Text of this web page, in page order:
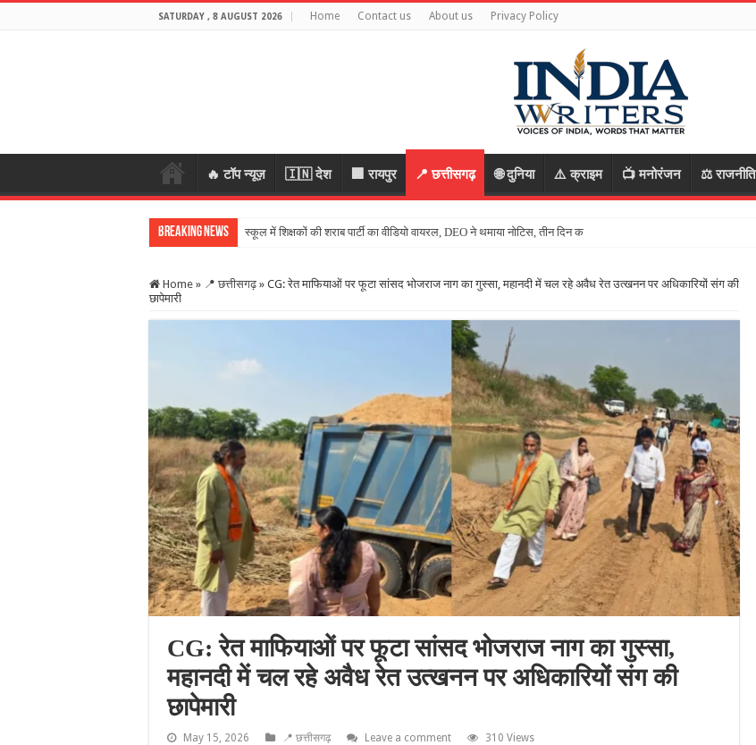
SATURDAY , 8 AUGUST 2026 Home Contact us About us Privacy Policy
🔥 टॉप न्यूज़ 🇮🇳 देश 🏢 रायपुर 📍 छत्तीसगढ़ 🌐 दुनिया ⚠️ क्राइम 📺 मनोरंजन ⚖️ राजनीति
Breaking News स्कूल में शिक्षकों की शराब पार्टी का वीडियो वायरल, DEO ने थमाया नोटिस, तीन दिन के भीतर मांगा जवाब
Home » 📍 छत्तीसगढ़ » CG: रेत माफियाओं पर फूटा सांसद भोजराज नाग का गुस्‍सा, महानदी में चल रहे अवैध रेत उत्खनन पर अधिकारियों संग की
छापेमारी
CG: रेत माफियाओं पर फूटा सांसद भोजराज नाग का गुस्‍सा,
महानदी में चल रहे अवैध रेत उत्खनन पर अधिकारियों संग की
छापेमारी
May 15, 2026 📍 छत्तीसगढ़ Leave a comment 310 Views